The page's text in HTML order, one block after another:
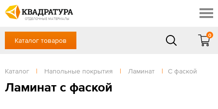
ОТДЕЛОЧНЫЕ МАТЕРИАЛЫ
Скидки
Контакты
Доставка и оплата
Готовые решения
Отзывы
+7 (863) 303-36-23
Сб, Вс — выходной
ЗАКАЗАТЬ ЗВОНОК
Каталог товаров
0
Каталог | Напольные покрытия | Ламинат | С фаской
Ламинат с фаской